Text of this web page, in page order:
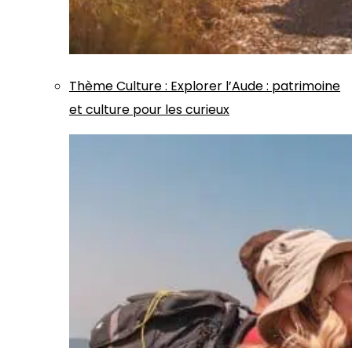
ThèmeCulture: Explorer l’Aude : patrimoine
et culture pour les curieux